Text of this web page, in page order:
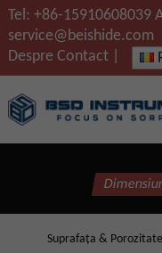
Tel: +86-15910608039
service@beishide.com
Despre Contact|
Suprafaţa & Porozitate